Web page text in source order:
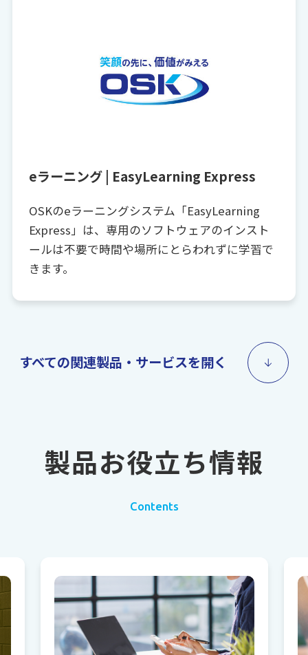
eラーニング | EasyLearning Express
OSKのeラーニングシステム「EasyLearning
Express」は、専用のソフトウェアのインスト
ールは不要で時間や場所にとらわれずに学習で
きます。
すべての関連製品・サービスを開く
製品お役立ち情報
Contents